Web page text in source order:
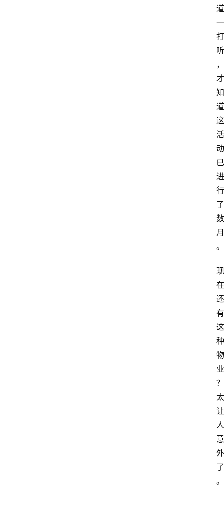
道
一
打
听
，
才
知
道
这
活
动
已
进
行
了
数
月
。
现
在
还
有
这
种
物
业
？
太
让
人
意
外
了
。